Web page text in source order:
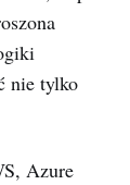
nie tylko
Azure